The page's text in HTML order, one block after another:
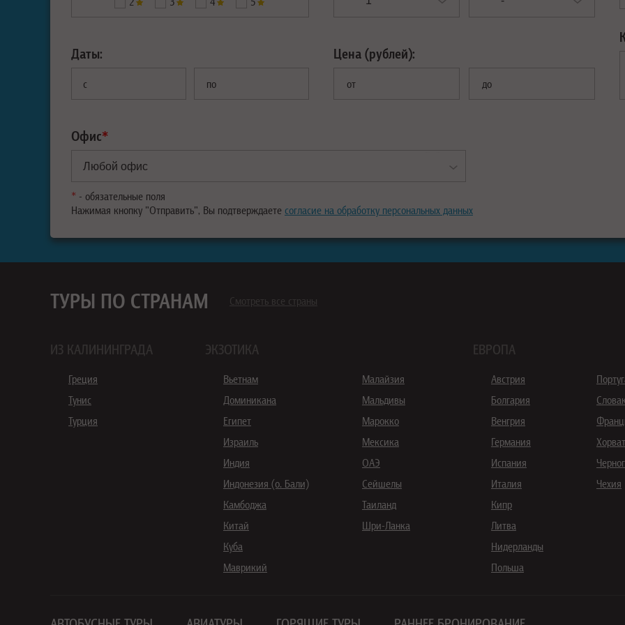
Даты:
с по
Цена (рублей):
от до
Офис*
* - обязательные поля
Нажимая кнопку "Отправить", Вы подтверждаете согласие на обработку персональных данных
ТУРЫ ПО СТРАНАМ Смотреть все страны
ИЗ КАЛИНИНГРАДА
Греция
Тунис
Турция
ЭКЗОТИКА
Вьетнам
Доминикана
Египет
Израиль
Индия
Индонезия (о. Бали)
Камбоджа
Китай
Куба
Маврикий
Малайзия
Мальдивы
Марокко
Мексика
ОАЭ
Сейшелы
Таиланд
Шри-Ланка
ЕВРОПА
Австрия
Болгария
Венгрия
Германия
Испания
Италия
Кипр
Литва
Нидерланды
Польша
Чехия